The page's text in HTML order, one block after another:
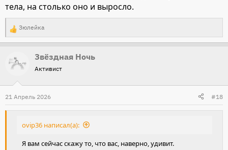
тела, на столько оно и выросло.
Р
е
а
к
и
и
Зюлейка
Звёздная Ночь
Активист
21 Апрель 2026 #18
ovip36 написал(а):
Я вам сейчас скажу то, что вас, наверно, удивит.